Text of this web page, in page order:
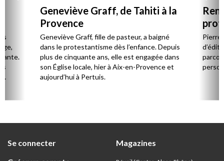
Geneviève Graff, de Tahiti à la
Provence
Geneviève Graff, fille de pasteur, a baigné
dans le protestantisme dès l’enfance. Depuis
plus de cinquante ans, elle est engagée dans
son Église locale, hier à Aix-en-Provence et
aujourd’hui à Pertuis.
Se connecter
Magazines